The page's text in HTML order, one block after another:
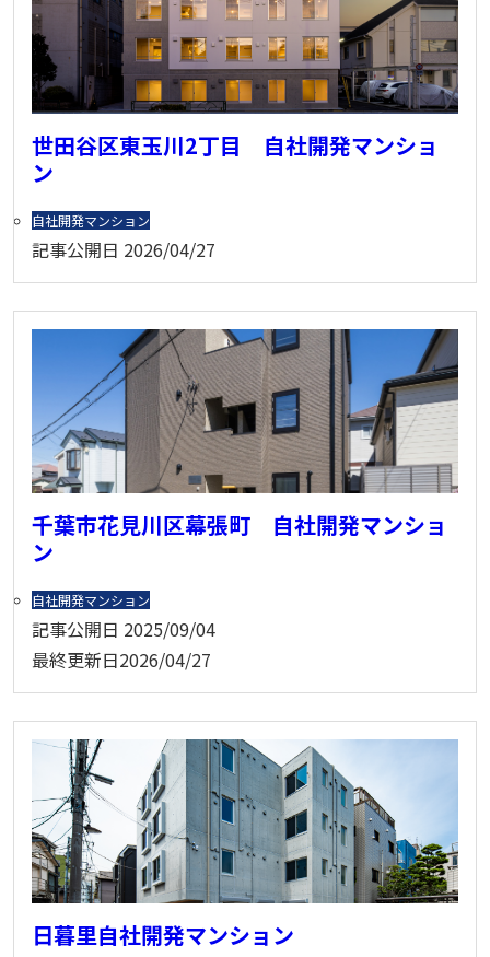
世田谷区東玉川2丁目 自社開発マンショ
ン
自社開発マンション
記事公開日 2026/04/27
千葉市花見川区幕張町 自社開発マンショ
ン
自社開発マンション
記事公開日 2025/09/04
最終更新日2026/04/27
日暮里自社開発マンション